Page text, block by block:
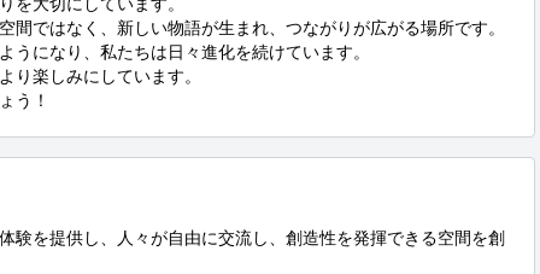
間ではなく、新しい物語が生まれ、つながりが広がる場所です。
うになり、私たちは日々進化を続けています。
り楽しみにしています。
う！
験を提供し、人々が自由に交流し、創造性を発揮できる空間を創